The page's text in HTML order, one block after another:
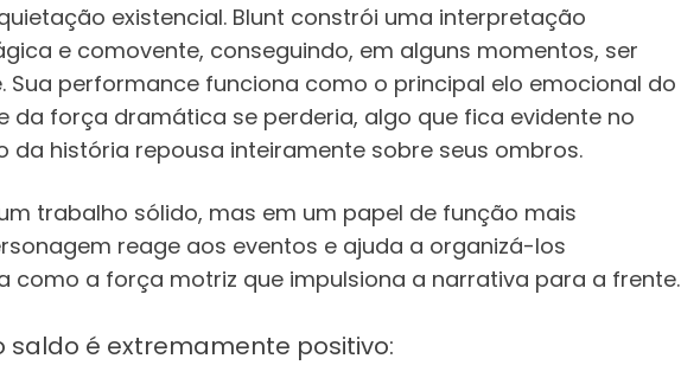
existencial. Blunt constrói uma interpretação
e comovente, conseguindo, em alguns momentos, ser
Sua performance funciona como o principal elo emocional do
da força dramática se perderia, algo que fica evidente no
da história repousa inteiramente sobre seus ombros.
trabalho sólido, mas em um papel de função mais
reage aos eventos e ajuda a organizá-los
como a força motriz que impulsiona a narrativa para a frente.
saldo é extremamente positivo: